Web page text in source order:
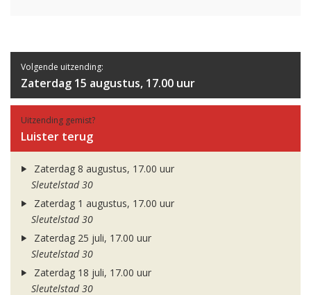
Volgende uitzending:
Zaterdag 15 augustus, 17.00 uur
Uitzending gemist?
Luister terug
Zaterdag 8 augustus, 17.00 uur
Sleutelstad 30
Zaterdag 1 augustus, 17.00 uur
Sleutelstad 30
Zaterdag 25 juli, 17.00 uur
Sleutelstad 30
Zaterdag 18 juli, 17.00 uur
Sleutelstad 30